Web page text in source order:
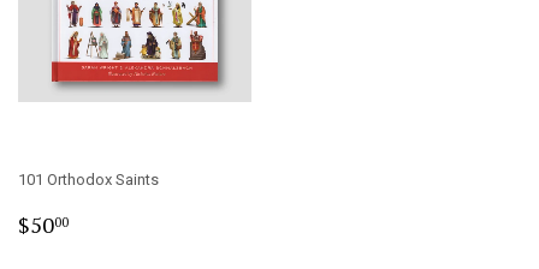
101 Orthodox Saints
Regular
$5000